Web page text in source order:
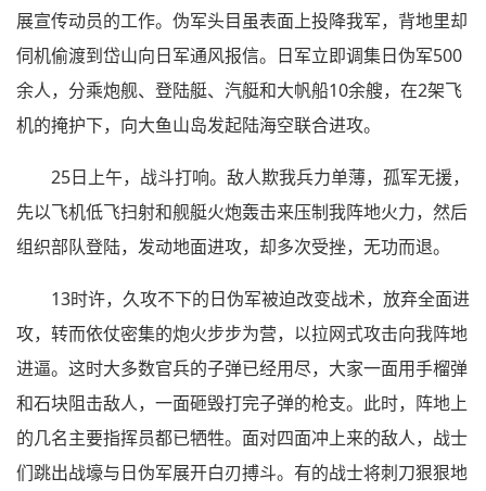
展宣传动员的工作。伪军头目虽表面上投降我军，背地里却
伺机偷渡到岱山向日军通风报信。日军立即调集日伪军500
余人，分乘炮舰、登陆艇、汽艇和大帆船10余艘，在2架飞
机的掩护下，向大鱼山岛发起陆海空联合进攻。
25日上午，战斗打响。敌人欺我兵力单薄，孤军无援，
先以飞机低飞扫射和舰艇火炮轰击来压制我阵地火力，然后
组织部队登陆，发动地面进攻，却多次受挫，无功而退。
13时许，久攻不下的日伪军被迫改变战术，放弃全面进
攻，转而依仗密集的炮火步步为营，以拉网式攻击向我阵地
进逼。这时大多数官兵的子弹已经用尽，大家一面用手榴弹
和石块阻击敌人，一面砸毁打完子弹的枪支。此时，阵地上
的几名主要指挥员都已牺牲。面对四面冲上来的敌人，战士
们跳出战壕与日伪军展开白刃搏斗。有的战士将刺刀狠狠地